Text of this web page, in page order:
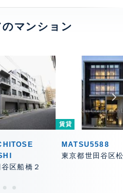
マンション
区船橋２
賃貸
MATSU5588
東京都世田谷区